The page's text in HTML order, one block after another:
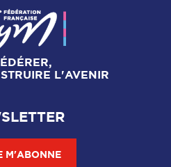
L'AVENIR
M'ABONNE